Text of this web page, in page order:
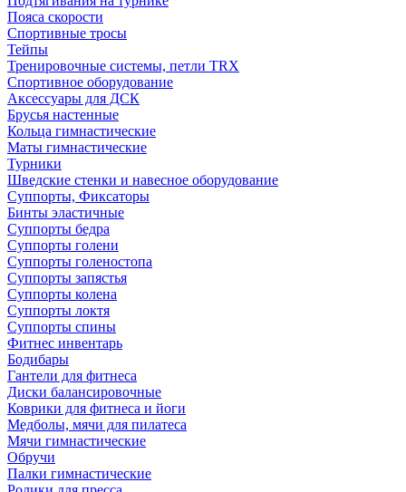
Пояса скорости
Спортивные тросы
Тейпы
Тренировочные системы, петли TRX
Спортивное оборудование
Аксессуары для ДСК
Брусья настенные
Кольца гимнастические
Маты гимнастические
Турники
Шведские стенки и навесное оборудование
Суппорты, Фиксаторы
Бинты эластичные
Суппорты бедра
Суппорты голени
Суппорты голеностопа
Суппорты запястья
Суппорты колена
Суппорты локтя
Суппорты спины
Фитнес инвентарь
Бодибары
Гантели для фитнеса
Диски балансировочные
Коврики для фитнеса и йоги
Медболы, мячи для пилатеса
Мячи гимнастические
Обручи
Палки гимнастические